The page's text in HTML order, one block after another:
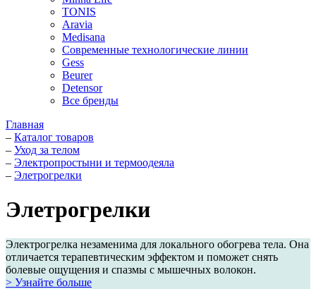
TONIS
Aravia
Medisana
Современные технологические линии
Gess
Beurer
Detensor
Все бренды
Главная
– Каталог товаров
– Уход за телом
– Электропростыни и термоодеяла
– Элетрогрелки
Элетрогрелки
Электрогрелка незаменима для локального обогрева тела. Она
отличается терапевтическим эффектом и поможет снять
болевые ощущения и спазмы с мышечных волокон.
> Узнайте больше